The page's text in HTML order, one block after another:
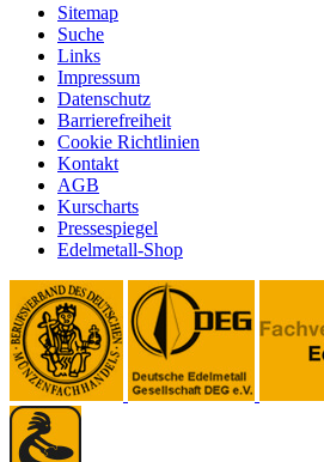
Sitemap
Suche
Links
Impressum
Datenschutz
Barrierefreiheit
Cookie Richtlinien
Kontakt
AGB
Kurscharts
Pressespiegel
Edelmetall-Shop